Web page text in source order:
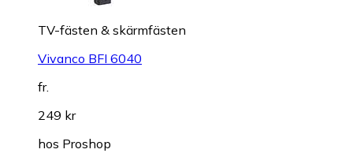
TV-fästen & skärmfästen
Vivanco BFI 6040
fr.
249 kr
hos Proshop